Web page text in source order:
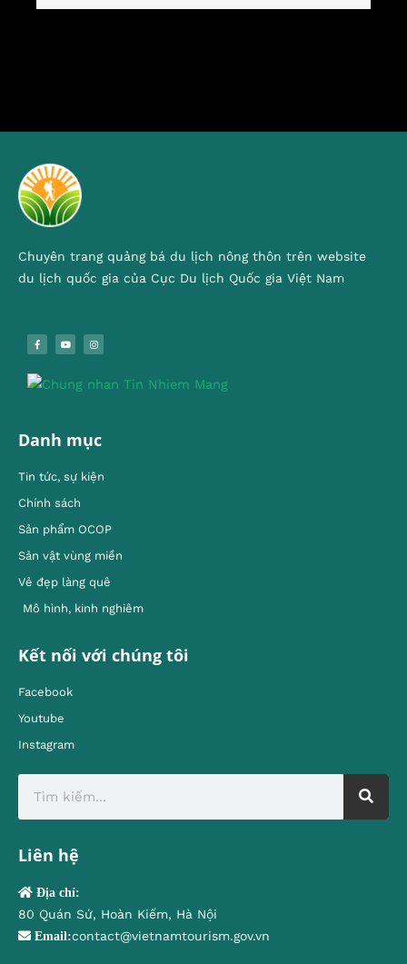
Chuyên trang quảng bá du lịch nông thôn trên website
du lịch quốc gia của Cục Du lịch Quốc gia Việt Nam
Danh mục
Tin tức, sự kiện
Chính sách
Sản phẩm OCOP
Sản vật vùng miền
Vẻ đẹp làng quê
Mô hình, kinh nghiêm
Kết nối với chúng tôi
Facebook
Youtube
Instagram
Liên hệ
Địa chỉ:
80 Quán Sứ, Hoàn Kiếm, Hà Nội
Email:contact@vietnamtourism.gov.vn